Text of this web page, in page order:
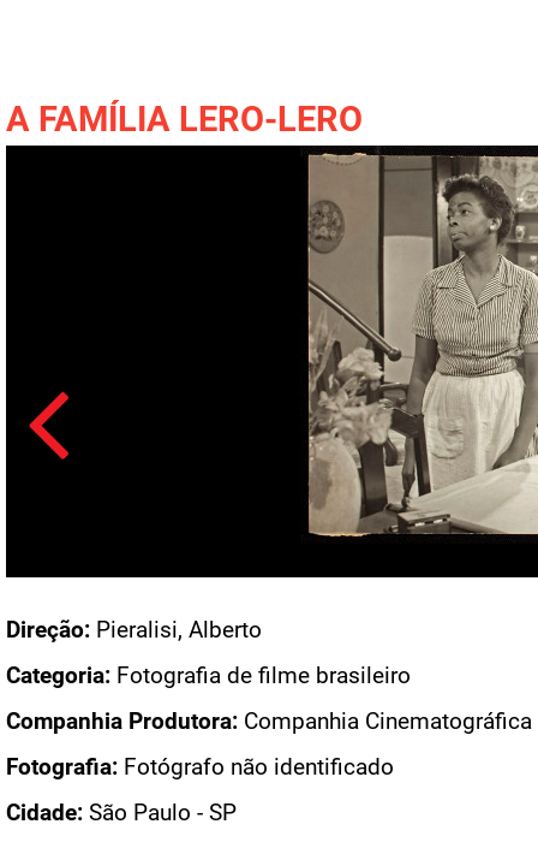
A FAMÍLIA LERO-LERO
Direção: Pieralisi, Alberto
Categoria: Fotografia de filme brasileiro
Companhia Produtora: Companhia Cinematográfica
Fotografia: Fotógrafo não identificado
Cidade: São Paulo - SP